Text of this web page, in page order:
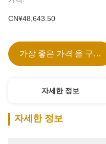
CN¥48,643.50
가장 좋은 가격 을 구하라
자세한 정보
자세한 정보